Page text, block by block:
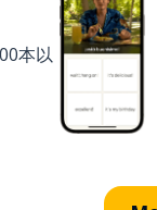
本以